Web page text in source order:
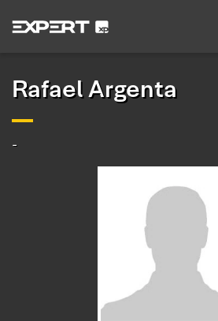
Rafael Argenta
-